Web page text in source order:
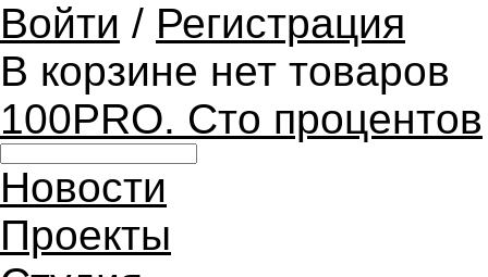
Войти / Регистрация
В корзине нет товаров
100PRO. Сто процентов
Новости
Проекты